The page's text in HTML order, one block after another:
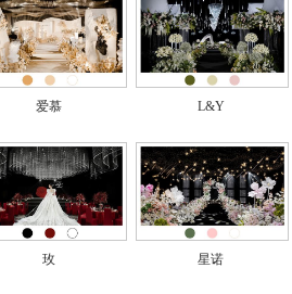
爱慕 L&Y
玫 星诺